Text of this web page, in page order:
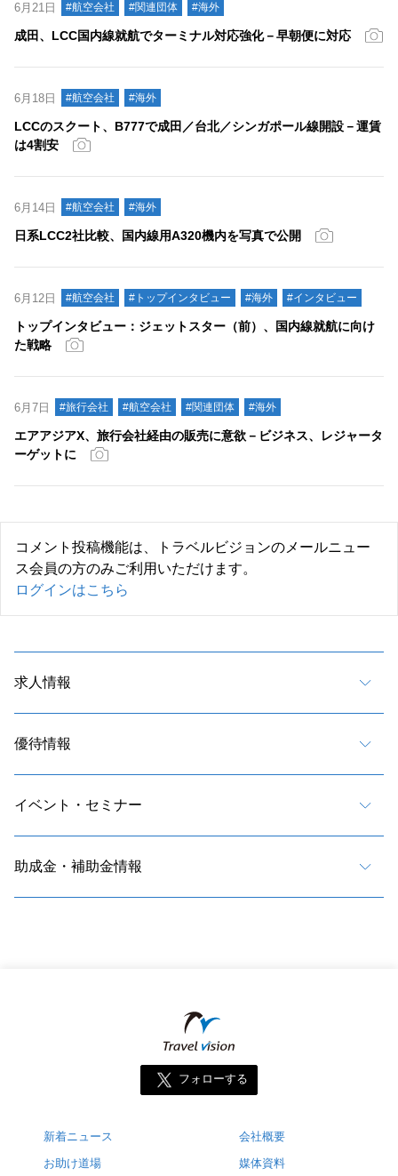
6月21日 #航空会社 #関連団体 #海外
成田、LCC国内線就航でターミナル対応強化－早朝便に対応
6月18日 #航空会社 #海外
LCCのスクート、B777で成田／台北／シンガポール線開設－運賃
は4割安
6月14日 #航空会社 #海外
日系LCC2社比較、国内線用A320機内を写真で公開
6月12日 #航空会社 #トップインタビュー #海外 #インタビュー
トップインタビュー：ジェットスター（前）、国内線就航に向け
た戦略
6月7日 #旅行会社 #航空会社 #関連団体 #海外
エアアジアX、旅行会社経由の販売に意欲－ビジネス、レジャータ
ーゲットに
コメント投稿機能は、トラベルビジョンのメールニュー
ス会員の方のみご利用いただけます。
ログインはこちら
求人情報
優待情報
イベント・セミナー
助成金・補助金情報
フォローする
新着ニュース
お助け道場
会社概要
媒体資料